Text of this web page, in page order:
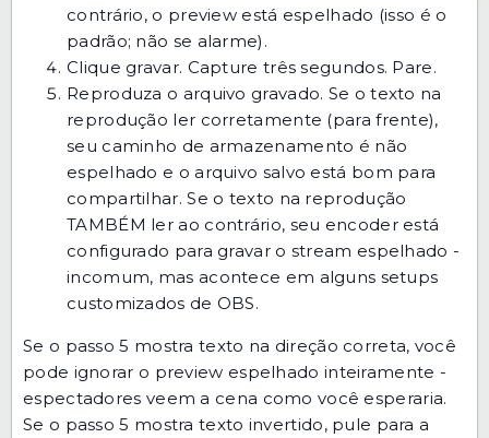
contrário, o preview está espelhado (isso é o
padrão; não se alarme).
Clique gravar. Capture três segundos. Pare.
Reproduza o arquivo gravado. Se o texto na
reprodução ler corretamente (para frente),
seu caminho de armazenamento é não
espelhado e o arquivo salvo está bom para
compartilhar. Se o texto na reprodução
TAMBÉM ler ao contrário, seu encoder está
configurado para gravar o stream espelhado -
incomum, mas acontece em alguns setups
customizados de OBS.
Se o passo 5 mostra texto na direção correta, você
pode ignorar o preview espelhado inteiramente -
espectadores veem a cena como você esperaria.
Se o passo 5 mostra texto invertido, pule para a